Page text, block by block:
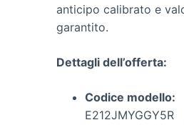
anticipo calibrato e
garantito.
Dettagli dell’offerta:
Codice modello:
E212JMYGGY5R